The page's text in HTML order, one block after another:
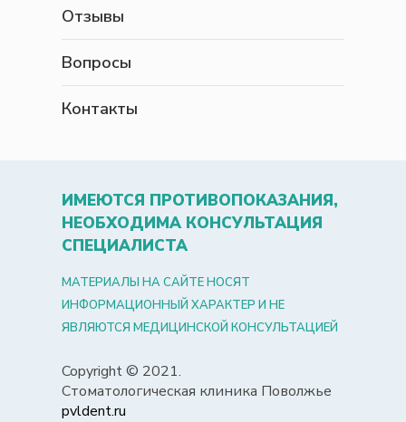
Отзывы
Вопросы
Контакты
ИМЕЮТСЯ ПРОТИВОПОКАЗАНИЯ,
НЕОБХОДИМА КОНСУЛЬТАЦИЯ
СПЕЦИАЛИСТА
МАТЕРИАЛЫ НА САЙТЕ НОСЯТ
ИНФОРМАЦИОННЫЙ ХАРАКТЕР И НЕ
ЯВЛЯЮТСЯ МЕДИЦИНСКОЙ КОНСУЛЬТАЦИЕЙ
Copyright © 2021.
Стоматологическая клиника Поволжье
pvldent.ru